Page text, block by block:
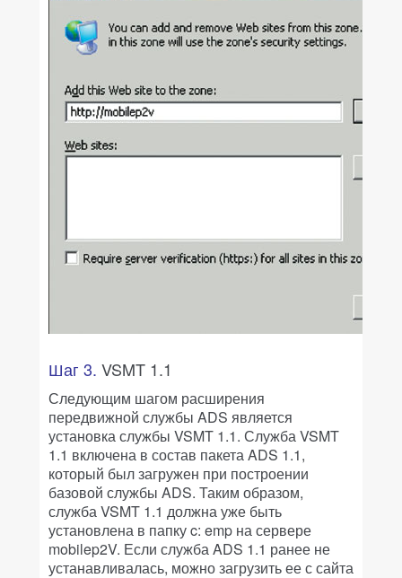
Шаг 3. VSMT 1.1
Следующим шагом расширения
передвижной службы ADS является
установка службы VSMT 1.1. Служба VSMT
1.1 включена в состав пакета ADS 1.1,
который был загружен при построении
базовой службы ADS. Таким образом,
служба VSMT 1.1 должна уже быть
установлена в папку c: emp на сервере
mobilep2V. Если служба ADS 1.1 ранее не
устанавливалась, можно загрузить ее с сайта